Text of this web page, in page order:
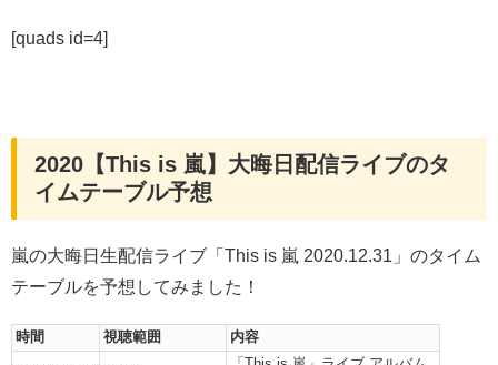
[quads id=4]
2020【This is 嵐】大晦日配信ライブのタ
イムテーブル予想
嵐の大晦日生配信ライブ「This is 嵐 2020.12.31」のタイム
テーブルを予想してみました！
時間 視聴範囲 内容